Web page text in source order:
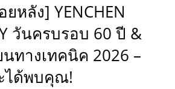
หลัง] YENCHEN
วันครบรอบ 60 ปี &
ทางเทคนิค 2026 –
ได้พบคุณ!